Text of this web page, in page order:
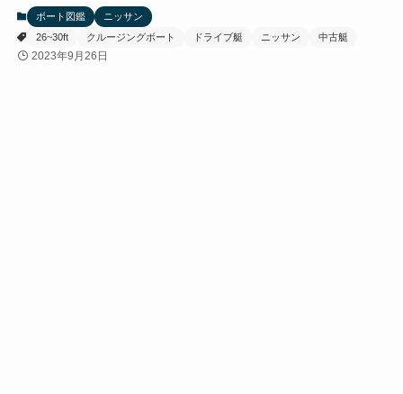
ボート図鑑
ニッサン
26~30ft
クルージングボート ドライブ艇 ニッサン 中古艇
2023年9月26日